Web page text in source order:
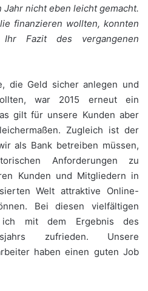
Jahr nicht eben leicht gemacht.
finanzieren wollten, konnten
Fazit des vergangenen
die Geld sicher anlegen und
war 2015 erneut ein
gilt für unsere Kunden aber
Zugleich ist der
als Bank betreiben müssen,
Anforderungen zu
Kunden und Mitgliedern in
Welt attraktive Online-
Bei diesen vielfältigen
ich mit dem Ergebnis des
zufrieden. Unsere
haben einen guten Job